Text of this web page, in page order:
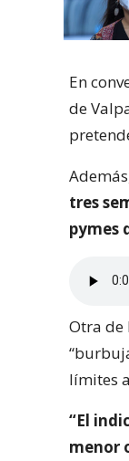
En
de
tres
pymes
Otra de
límites
“El
menor